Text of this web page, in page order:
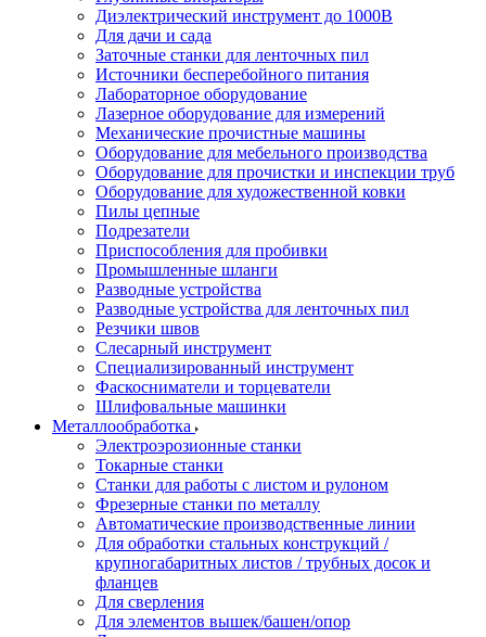
Диэлектрический инструмент до 1000В
Для дачи и сада
Заточные станки для ленточных пил
Источники бесперебойного питания
Лабораторное оборудование
Лазерное оборудование для измерений
Механические прочистные машины
Оборудование для мебельного производства
Оборудование для прочистки и инспекции труб
Оборудование для художественной ковки
Пилы цепные
Подрезатели
Приспособления для пробивки
Промышленные шланги
Разводные устройства
Разводные устройства для ленточных пил
Резчики швов
Слесарный инструмент
Специализированный инструмент
Фаскосниматели и торцеватели
Шлифовальные машинки
Металлообработка
Электроэрозионные станки
Токарные станки
Станки для работы с листом и рулоном
Фрезерные станки по металлу
Автоматические производственные линии
Для обработки стальных конструкций /
крупногабаритных листов / трубных досок и
фланцев
Для сверления
Для элементов вышек/башен/опор